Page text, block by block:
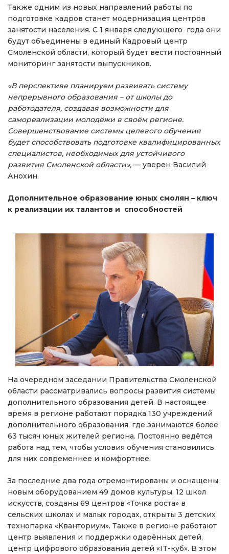
Также одним из новых направлений работы по
подготовке кадров станет модернизация центров
занятости населения. С 1 января следующего года они
будут объединены в единый Кадровый центр
Смоленской области, который будет вести постоянный
мониторинг занятости выпускников.
«В перспективе планируем развивать систему
непрерывного образования – от школы до
работодателя, создавая возможности для
самореализации молодёжи в своём регионе.
Совершенствование системы целевого обучения
будет способствовать подготовке квалифицированных
специалистов, необходимых для устойчивого
развития Смоленской области», — уверен Василий
Анохин.
Дополнительное образование юных смолян – ключ
к реализации их талантов и способностей
На очередном заседании Правительства Смоленской
области рассматривались вопросы развития системы
дополнительного образования детей. В настоящее
время в регионе работают порядка 130 учреждений
дополнительного образования, где занимаются более
63 тысяч юных жителей региона. Постоянно ведётся
работа над тем, чтобы условия обучения становились
для них современнее и комфортнее.
За последние два года отремонтированы и оснащены
новым оборудованием 49 домов культуры, 12 школ
искусств, созданы 69 центров «Точка роста» в
сельских школах и малых городах, открыты 3 детских
технопарка «Кванториум». Также в регионе работают
центр выявления и поддержки одарённых детей,
центр цифрового образования детей «IT-куб». В этом